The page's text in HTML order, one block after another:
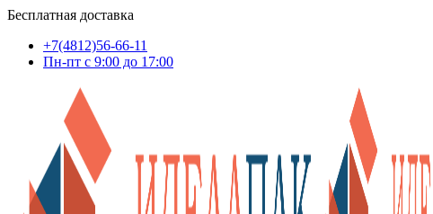
Бесплатная доставка
+7(4812)56-66-11
Пн-пт c 9:00 до 17:00